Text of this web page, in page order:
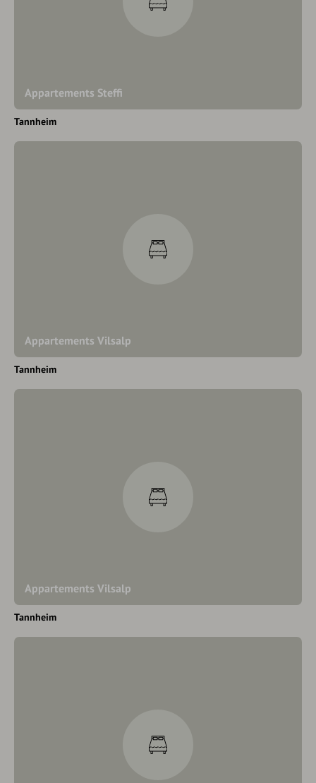
Appartements Steffi
Tannheim
Appartements Vilsalp
Tannheim
Appartements Vilsalp
Tannheim